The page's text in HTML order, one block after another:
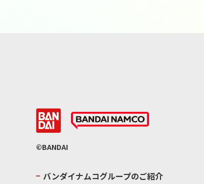
©BANDAI
バンダイナムコグループのご紹介